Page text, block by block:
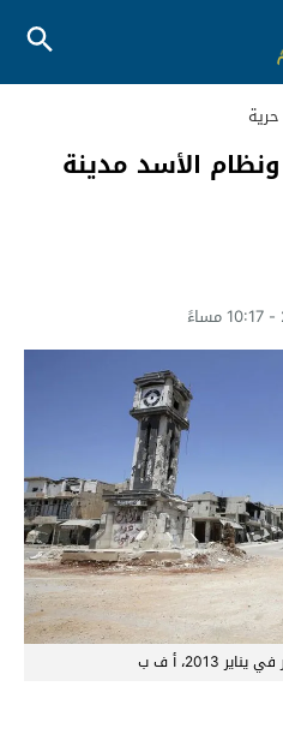
الأسد مدينة
2013، أ ف ب